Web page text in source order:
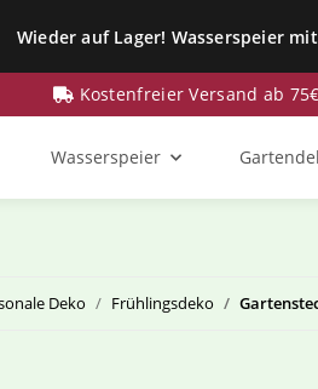
Wieder auf Lager! Wasserspeier
Kostenfreier Versand ab 75€
Wasserspeier
Deko Frühlingsdeko